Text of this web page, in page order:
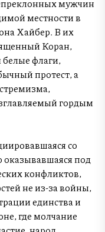
мужчин
местности в
Хайбер. В их
Коран,
флаги,
протест, а
гордым
со
оказывавшаяся под
конфликтов,
не из-за войны,
единства и
где молчание